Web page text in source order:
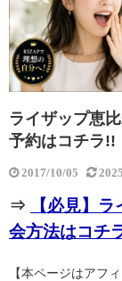
ライザップ恵
予約はコチラ!!
2017/10/05
⇒
【必見】
会方法はコチ
【本ページはアフ